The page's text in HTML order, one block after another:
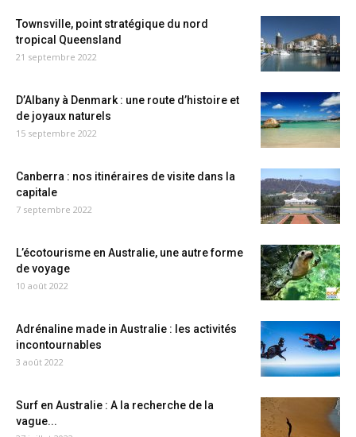
Townsville, point stratégique du nord
tropical Queensland
21 septembre 2022
D’Albany à Denmark : une route d’histoire et
de joyaux naturels
15 septembre 2022
Canberra : nos itinéraires de visite dans la
capitale
7 septembre 2022
L’écotourisme en Australie, une autre forme
de voyage
10 août 2022
Adrénaline made in Australie : les activités
incontournables
3 août 2022
Surf en Australie : A la recherche de la
vague...